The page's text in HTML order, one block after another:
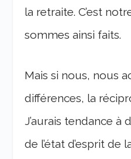
la retraite. C’est
sommes ainsi faits.
Mais si nous, nous
différences, la
J’aurais tendance à
de l’état d’esprit de